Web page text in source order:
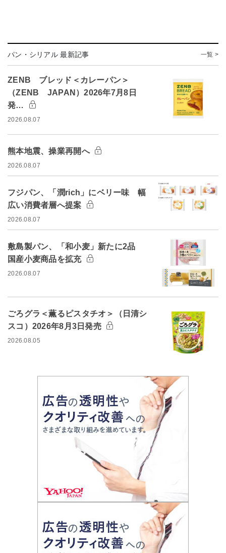
パン・シリアル 最新記事 一覧 >
ZENB ブレッド＜カレーパン＞
（ZENB JAPAN）2026年7月8日
発…
2026.08.07
熊本地震、操業再開へ
2026.08.07
フジパン、「潤rich」にベリー味 幅
広い消費者層へ提案
2026.08.07
敷島製パン、「和小麦」新たに2品
国産小麦商品を拡充
2026.08.07
ごろグラ＜薫るピスタチオ＞（日清シ
スコ）2026年8月3日発売
2026.08.05